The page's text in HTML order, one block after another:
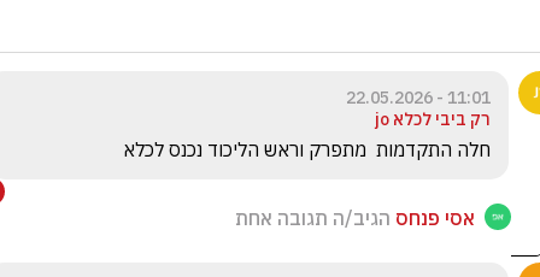
11:01 - 22.05.2026
רק ביבי לכלא jo
חלה התקדמות  מתפרק וראש הליכוד נכנס לכלא
אסי פנחס הגיב/ה תגובה אחת